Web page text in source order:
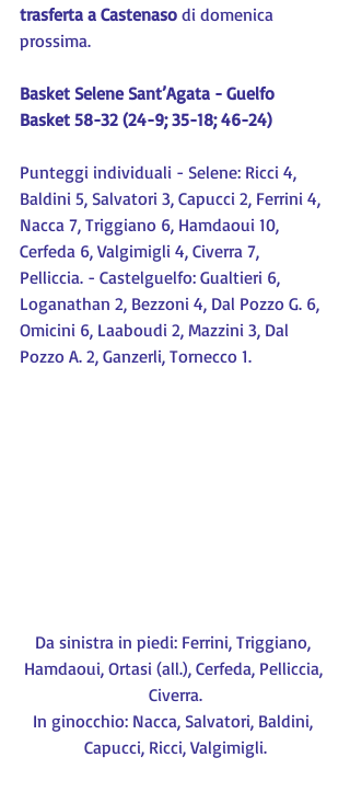
trasferta a Castenaso di domenica
prossima.
Basket Selene Sant’Agata - Guelfo
Basket 58-32 (24-9; 35-18; 46-24)
Punteggi individuali - Selene: Ricci 4,
Baldini 5, Salvatori 3, Capucci 2, Ferrini 4,
Nacca 7, Triggiano 6, Hamdaoui 10,
Cerfeda 6, Valgimigli 4, Civerra 7,
Pelliccia. - Castelguelfo: Gualtieri 6,
Loganathan 2, Bezzoni 4, Dal Pozzo G. 6,
Omicini 6, Laaboudi 2, Mazzini 3, Dal
Pozzo A. 2, Ganzerli, Tornecco 1.
Da sinistra in piedi: Ferrini, Triggiano,
Hamdaoui, Ortasi (all.), Cerfeda, Pelliccia,
Civerra.
In ginocchio: Nacca, Salvatori, Baldini,
Capucci, Ricci, Valgimigli.